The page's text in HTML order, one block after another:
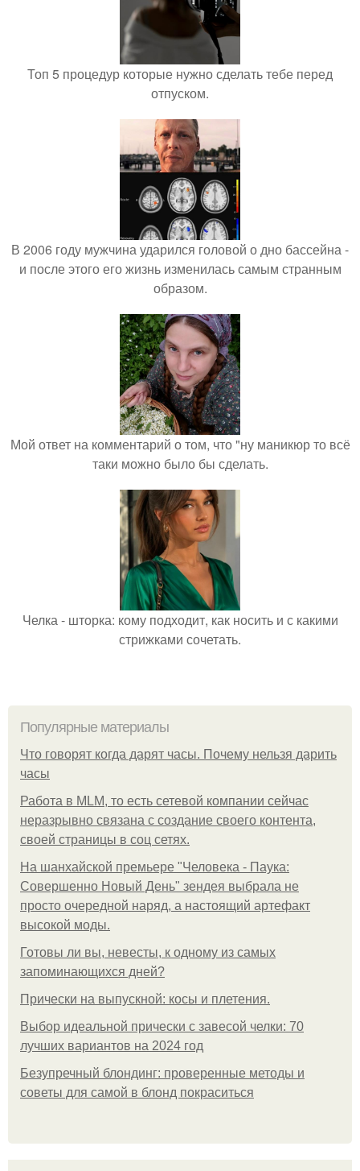
Топ 5 процедур которые нужно сделать тебе перед
отпуском.
В 2006 году мужчина ударился головой о дно бассейна -
и после этого его жизнь изменилась самым странным
образом.
Мой ответ на комментарий о том, что "ну маникюр то всё
таки можно было бы сделать.
Челка - шторка: кому подходит, как носить и с какими
стрижками сочетать.
Популярные материалы
Что говорят когда дарят часы. Почему нельзя дарить
часы
Работа в MLM, то есть сетевой компании сейчас
неразрывно связана с создание своего контента,
своей страницы в соц сетях.
На шанхайской премьере "Человека - Паука:
Совершенно Новый День" зендея выбрала не
просто очередной наряд, а настоящий артефакт
высокой моды.
Готовы ли вы, невесты, к одному из самых
запоминающихся дней?
Прически на выпускной: косы и плетения.
Выбор идеальной прически с завесой челки: 70
лучших вариантов на 2024 год
Безупречный блондинг: проверенные методы и
советы для самой в блонд покраситься